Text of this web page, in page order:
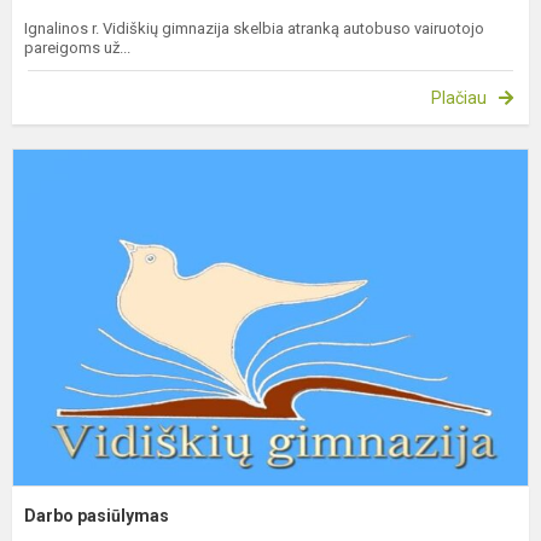
Ignalinos r. Vidiškių gimnazija skelbia atranką autobuso vairuotojo
pareigoms už...
Plačiau
Darbo pasiūlymas